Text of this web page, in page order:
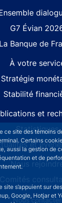
ce site des témoins
Certains
aussi la gestion de
et de
s’appuient sur
Google, Hotjar et
G7 Évian
La Banque de
À votre
Stratégie
Stabilité
et
Statistiques
et
Nous
Comités
menu
Nous contacter